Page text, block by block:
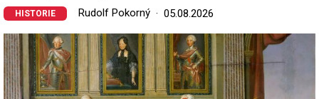
HISTORIE Rudolf Pokorný 05.08.2026
Image